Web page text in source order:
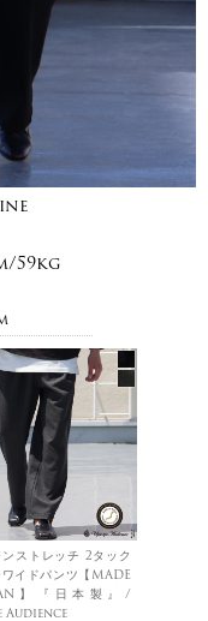
59kg
ストレッチ 2タック
イドパンツ【MADE
】『日本製』/
Audience